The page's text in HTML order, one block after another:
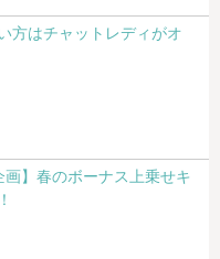
方はチャットレディがオ
画】春のボーナス上乗せキ